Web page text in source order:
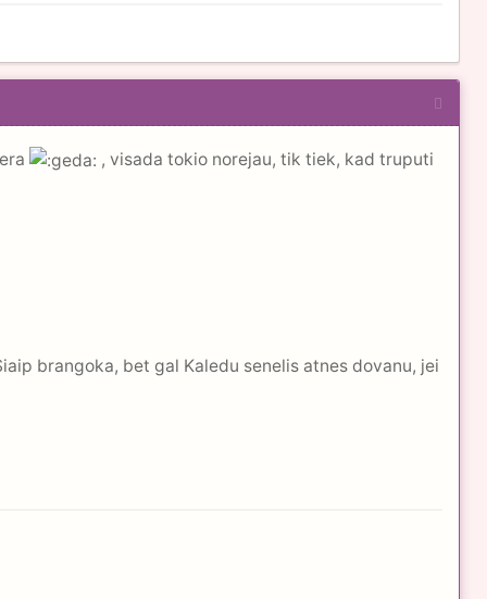
, visada tokio norejau, tik tiek, kad truputi
brangoka, bet gal Kaledu senelis atnes dovanu, jei